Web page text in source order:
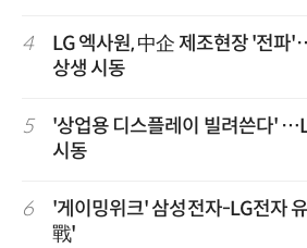
4
LG 엑사원, 中企 제조현장 '전파
상생 시동
5
'상업용 디스플레이 빌려쓴다'
시동
6
'게이밍위크' 삼성전자-LG전자
戰'